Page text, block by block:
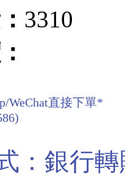
3310
WeChat直接下單*
：銀行轉